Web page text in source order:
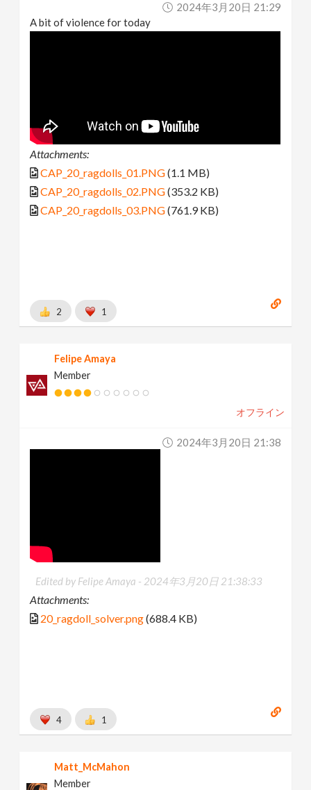
2024年3月20日 21:29
A bit of violence for today
Attachments:
CAP_20_ragdolls_01.PNG(1.1 MB)
CAP_20_ragdolls_02.PNG(353.2 KB)
CAP_20_ragdolls_03.PNG(761.9 KB)
2 1
Felipe Amaya
Member
オフライン
2024年3月20日 21:38
Edited by Felipe Amaya - 2024年3月20日 21:38:33
Attachments:
20_ragdoll_solver.png(688.4 KB)
4 1
Matt_McMahon
Member